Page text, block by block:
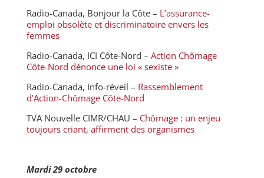
Radio-Canada, Bonjour la Côte – L’assurance-
emploi obsolète et discriminatoire envers les
femmes
Radio-Canada, ICI Côte-Nord – Action Chômage
Côte-Nord dénonce une loi « sexiste »
Radio-Canada, Info-réveil – Rassemblement
d’Action-Chômage Côte-Nord
TVA Nouvelle CIMR/CHAU – Chômage : un enjeu
toujours criant, affirment des organismes
Mardi 29 octobre